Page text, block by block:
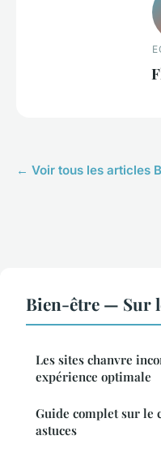
← Voir tous les articles
Bien-être — Sur
Les sites chanvre
expérience optimale
Guide complet sur le
astuces